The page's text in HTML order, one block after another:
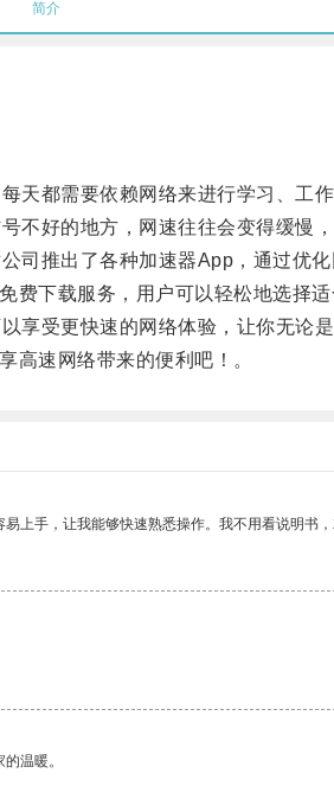
简介
都需要依赖网络来进行学习、工作
好的地方，网速往往会变得缓慢，
推出了各种加速器App，通过优化
下载服务，用户可以轻松地选择适
受更快速的网络体验，让你无论是
速网络带来的便利吧！。
上手，让我能够快速熟悉操作。我不用看说明书，
温暖。